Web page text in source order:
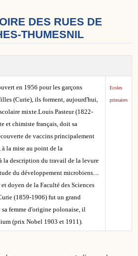
DES RUES DE
THUMESNIL
en 1956 pour les garçons
(Curie), ils forment, aujourd'hui,
mixte.Louis Pasteur (1822-
et chimiste français, doit sa
de vaccins principalement
à la mise au point de la
la description du travail de la levure
du développement microbiens....
doyen de la Faculté des Sciences
(1859-1906) fut un grand
sa femme d'origine polonaise, il
(prix Nobel 1903 et 1911).
Ecoles
primaires